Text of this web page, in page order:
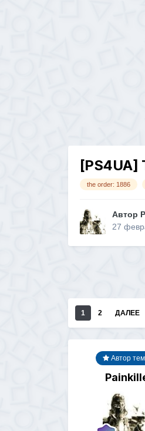
[PS4UA]
the order: 1886
Автор
27
1 2 ДАЛЕЕ
Автор